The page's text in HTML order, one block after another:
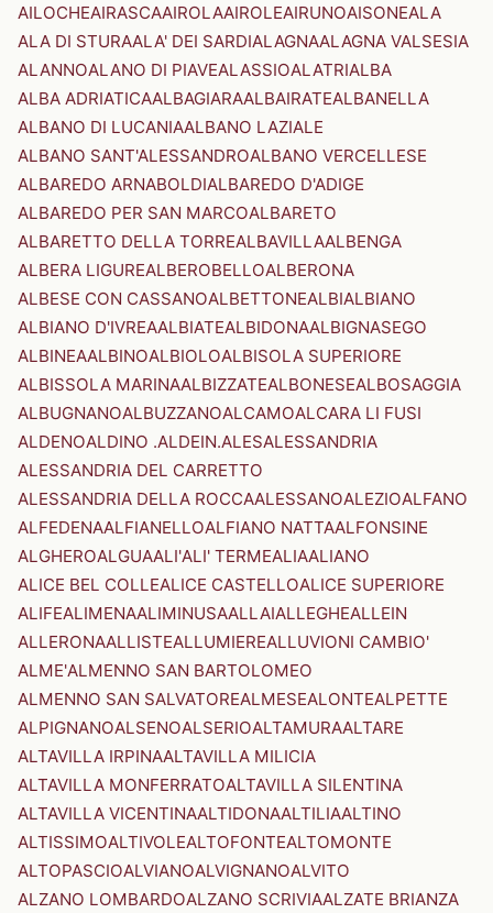
AILOCHEAIRASCAAIROLAAIROLEAIRUNOAISONEALA
ALA DI STURAALA' DEI SARDIALAGNAALAGNA VALSESIA
ALANNOALANO DI PIAVEALASSIOALATRIALBA
ALBA ADRIATICAALBAGIARAALBAIRATEALBANELLA
ALBANO DI LUCANIAALBANO LAZIALE
ALBANO SANT'ALESSANDROALBANO VERCELLESE
ALBAREDO ARNABOLDIALBAREDO D'ADIGE
ALBAREDO PER SAN MARCOALBARETO
ALBARETTO DELLA TORREALBAVILLAALBENGA
ALBERA LIGUREALBEROBELLOALBERONA
ALBESE CON CASSANOALBETTONEALBIALBIANO
ALBIANO D'IVREAALBIATEALBIDONAALBIGNASEGO
ALBINEAALBINOALBIOLOALBISOLA SUPERIORE
ALBISSOLA MARINAALBIZZATEALBONESEALBOSAGGIA
ALBUGNANOALBUZZANOALCAMOALCARA LI FUSI
ALDENOALDINO .ALDEIN.ALESALESSANDRIA
ALESSANDRIA DEL CARRETTO
ALESSANDRIA DELLA ROCCAALESSANOALEZIOALFANO
ALFEDENAALFIANELLOALFIANO NATTAALFONSINE
ALGHEROALGUAALI'ALI' TERMEALIAALIANO
ALICE BEL COLLEALICE CASTELLOALICE SUPERIORE
ALIFEALIMENAALIMINUSAALLAIALLEGHEALLEIN
ALLERONAALLISTEALLUMIEREALLUVIONI CAMBIO'
ALME'ALMENNO SAN BARTOLOMEO
ALMENNO SAN SALVATOREALMESEALONTEALPETTE
ALPIGNANOALSENOALSERIOALTAMURAALTARE
ALTAVILLA IRPINAALTAVILLA MILICIA
ALTAVILLA MONFERRATOALTAVILLA SILENTINA
ALTAVILLA VICENTINAALTIDONAALTILIAALTINO
ALTISSIMOALTIVOLEALTOFONTEALTOMONTE
ALTOPASCIOALVIANOALVIGNANOALVITO
ALZANO LOMBARDOALZANO SCRIVIAALZATE BRIANZA